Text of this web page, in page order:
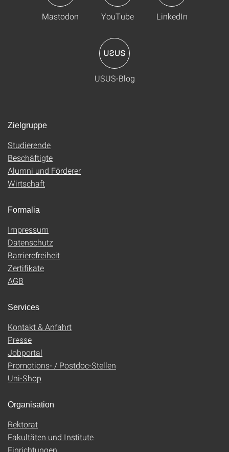
Mastodon YouTube LinkedIn
USUS-Blog
Zielgruppe
Studierende
Beschäftigte
Alumni und Förderer
Wirtschaft
Formalia
Impressum
Datenschutz
Barrierefreiheit
Zertifikate
AGB
Services
Kontakt & Anfahrt
Presse
Jobportal
Promotions- / Postdoc-Stellen
Uni-Shop
Organisation
Rektorat
Fakultäten und Institute
Einrichtungen